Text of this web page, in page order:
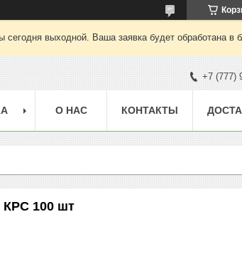
выходной. Ваша заявка будет обработана в
+7 (777)
О НАС КОНТАКТЫ
100 шт